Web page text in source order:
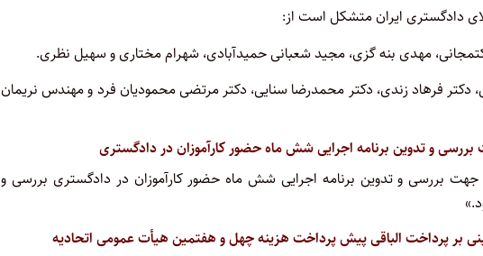
دادگستری ایران متشکل است از:
کتمجانی، مهدی بنه گزی، مجید شعبانی حمیدآبادی، شهرام مختاری و سهیل نظری.
دکتر فرهاد زندی، دکتر محمدرضا سنایی، دکتر مرتضی محمودیان فرد و مهندس نریمان
و تدوین برنامه اجرایی شش ماه حضور کارآموزان در دادگستری
بررسی و تدوین برنامه اجرایی شش ماه حضور کارآموزان در دادگستری بررسی و
بر پرداخت الباقی پیش پرداخت هزینه چهل و هفتمین هیأت عمومی اتحادیه